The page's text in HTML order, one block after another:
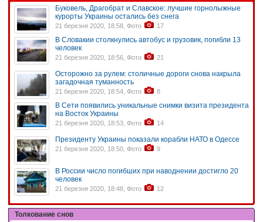
Буковель, Драгобрат и Славское: лучшие горнолыжные
курорты Украины остались без снега
21 березня 2020, 18:58, Фото 17
В Словакии столкнулись автобус и грузовик, погибли 13
человек
21 березня 2020, 18:56, Фото 21
Осторожно за рулем: столичные дороги снова накрыла
загадочная туманность
21 березня 2020, 18:54, Фото 8
В Сети появились уникальные снимки визита президента
на Восток Украины
21 березня 2020, 18:53, Фото 14
Президенту Украины показали корабли НАТО в Одессе
21 березня 2020, 18:50, Фото 9
В России число погибших при наводнении достигло 20
человек
21 березня 2020, 18:48, Фото 12
Толкование снов